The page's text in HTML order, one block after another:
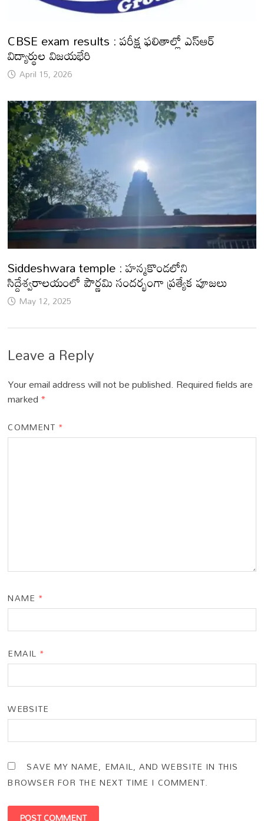
CBSE exam results : పరీక్ష ఫలితాల్లో ఎస్ఆర్
విద్యార్థుల విజయభేరి
April 15, 2026
Siddeshwara temple : హన్మకొండలోని
సిద్దేశ్వరాలయంలో పౌర్ణమి సందర్భంగా ప్రత్యేక పూజలు
May 12, 2025
Leave a Reply
Your email address will not be published. Required fields are
marked*
COMMENT *
NAME *
EMAIL *
WEBSITE
SAVE MY NAME, EMAIL, AND WEBSITE IN THIS
BROWSER FOR THE NEXT TIME I COMMENT.